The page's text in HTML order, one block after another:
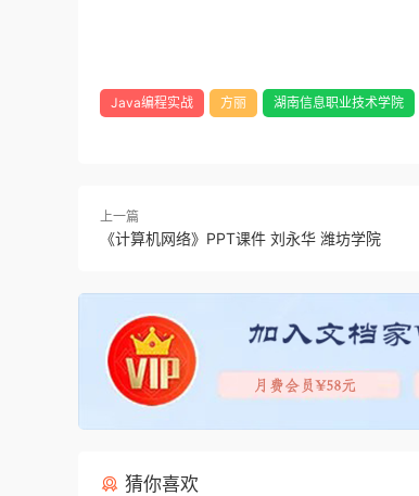
Java编程实战 方丽 湖南信息职业技术学院
上一篇
《计算机网络》PPT课件 刘永华 潍坊学院
猜你喜欢